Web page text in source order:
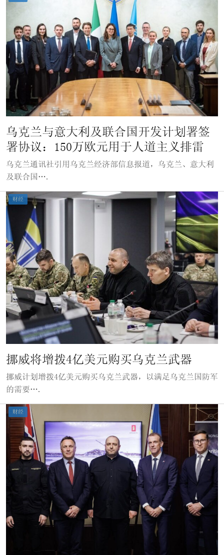
乌克兰与意大利及联合国开发计划署签
署协议：150万欧元用于人道主义排雷
乌克兰通讯社引用乌克兰经济部信息报道，乌克兰、意大利
及联合国….
财经
挪威将增拨4亿美元购买乌克兰武器
挪威计划增拨4亿美元购买乌克兰武器，以满足乌克兰国防军
的需要….
财经